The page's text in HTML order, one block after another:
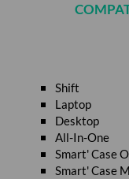
Shift
Laptop
Desktop
All-In-One
Smart' Case
Smart' Case